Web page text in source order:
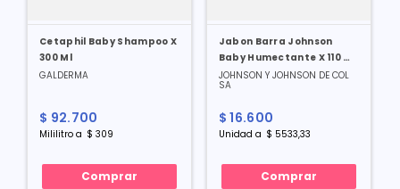
Cetaphil Baby Shampoo X
300 Ml
GALDERMA
$ 92.700
Mililitro a $ 309
Comprar
Jabon Barra Johnson
Baby Humectante X 110 Gr
X 3 Und
JOHNSON Y JOHNSON DE COL
SA
$ 16.600
Unidad a $ 5533,33
Comprar